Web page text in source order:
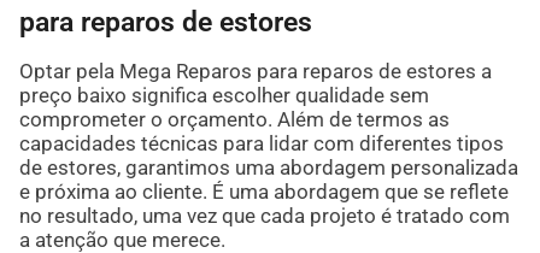
para reparos de estores
Optar pela Mega Reparos para reparos de estores a
preço baixo significa escolher qualidade sem
comprometer o orçamento. Além de termos as
capacidades técnicas para lidar com diferentes tipos
de estores, garantimos uma abordagem personalizada
e próxima ao cliente. É uma abordagem que se reflete
no resultado, uma vez que cada projeto é tratado com
a atenção que merece.